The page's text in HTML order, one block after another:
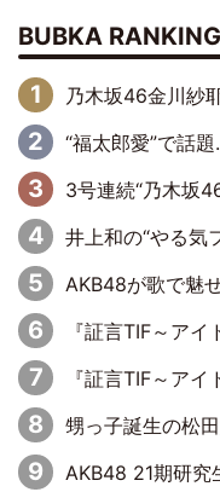
BUBKA RANKING
乃木坂46金川紗耶
“福太郎愛”で話題…乃木坂46一
3号連続“乃木坂46祭り” ラストを飾る
井上和の“やる気フォント”
AKB48が歌で魅せた新公演
『証言TIF～アイドル戦国時代とはなんだったのか～』第6回：でんぱ
『証言TIF～アイドル戦国時代とはなんだったのか～』第11回：私
甥っ子誕生の松田好花、京都で“ふた
AKB48 21期研究生